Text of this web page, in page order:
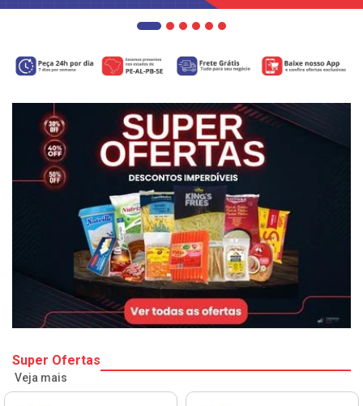
Super Ofertas
Veja mais